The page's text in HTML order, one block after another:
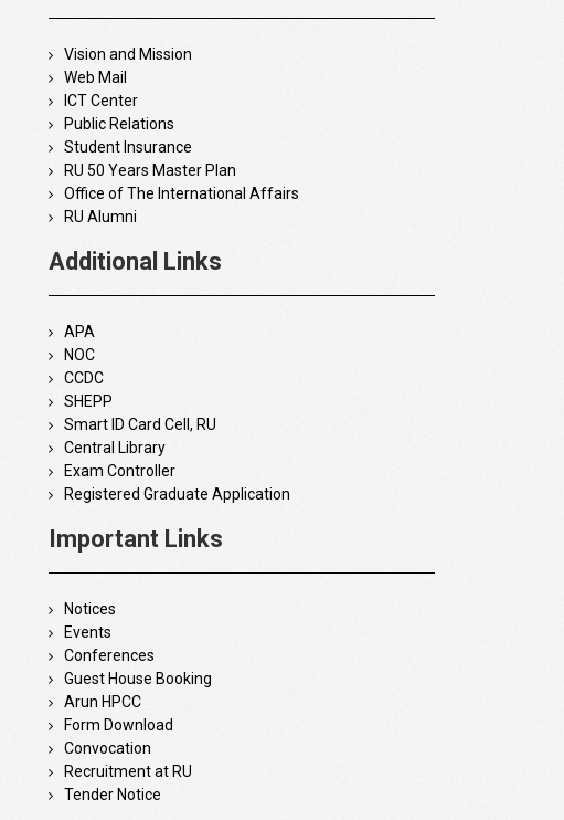
Vision and Mission
Web Mail
ICT Center
Public Relations
Student Insurance
RU 50 Years Master Plan
Office of The International Affairs
RU Alumni
Additional Links
APA
NOC
CCDC
SHEPP
Smart ID Card Cell, RU
Central Library
Exam Controller
Registered Graduate Application
Important Links
Notices
Events
Conferences
Guest House Booking
Arun HPCC
Form Download
Convocation
Recruitment at RU
Tender Notice